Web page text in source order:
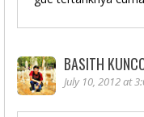
BASITH
July 10, 2012 at